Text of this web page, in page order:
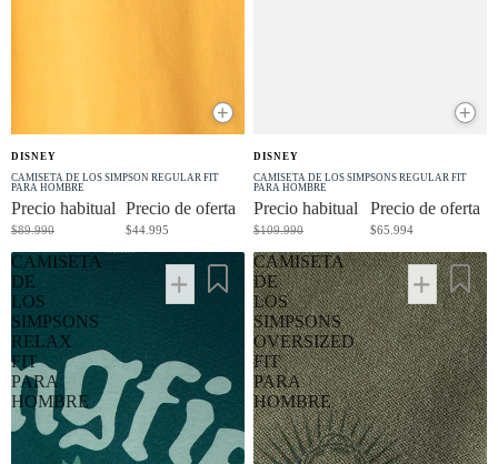
-50% OFF
+
DISNEY
CAMISETA DE LOS SIMPSON REGULAR FIT
PARA HOMBRE
Precio de oferta
$44.995
Precio habitual
$89.990
-40% OFF
+
DISNEY
CAMISETA DE LOS SIMPSONS REGULAR FIT
PARA HOMBRE
Precio de oferta
$65.994
Precio habitual
$109.990
CAMISETA
DE
LOS
SIMPSONS
RELAX
FIT
PARA
HOMBRE
CAMISETA
DE
LOS
SIMPSONS
OVERSIZED
FIT
PARA
HOMBRE